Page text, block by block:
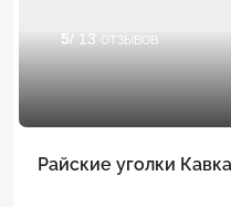
5/ 13 отзывов